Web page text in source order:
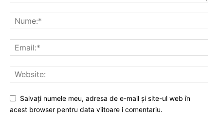
Salvați numele meu, adresa de e-mail și site-ul web în
acest browser pentru data viitoare i comentariu.